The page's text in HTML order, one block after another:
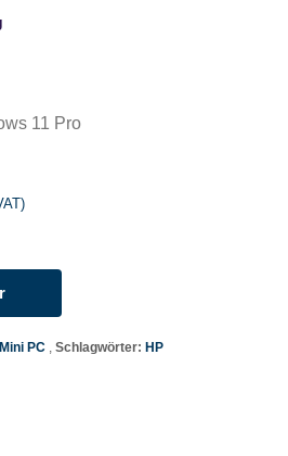
11 Pro
Mini PC Schlagwörter: HP